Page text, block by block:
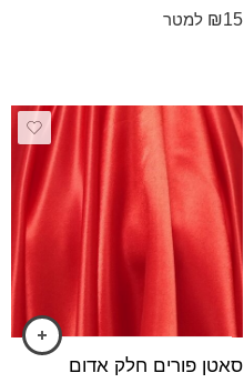
₪15 למטר
סאטן פורים חלק אדום